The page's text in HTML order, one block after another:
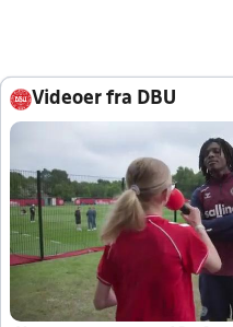
Videoer fra DBU